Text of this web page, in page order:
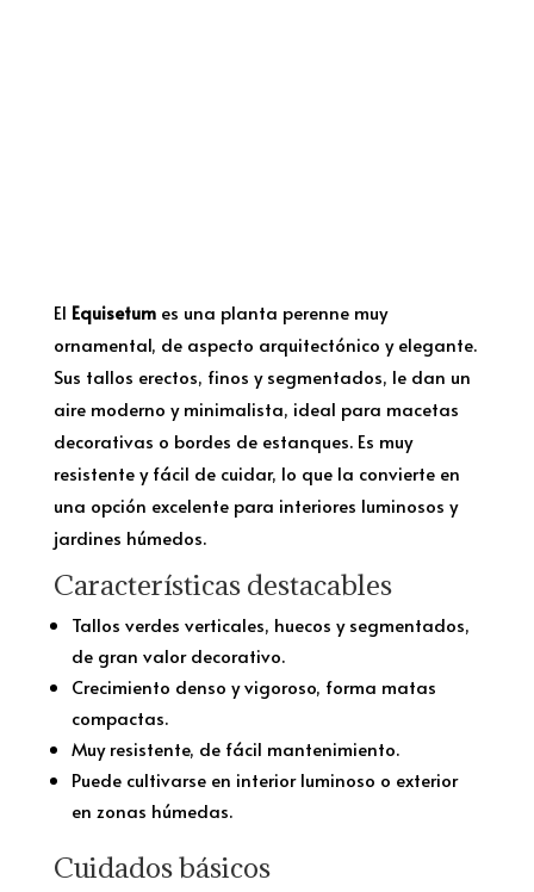
El Equisetumes una planta perenne muy
ornamental, de aspecto arquitectónico y elegante.
Sus tallos erectos, finos y segmentados, le dan un
aire moderno y minimalista, ideal para macetas
decorativas o bordes de estanques. Es muy
resistente y fácil de cuidar, lo que la convierte en
una opción excelente para interiores luminosos y
jardines húmedos.
Características destacables
Tallos verdes verticales, huecos y segmentados,
de gran valor decorativo.
Crecimiento denso y vigoroso, forma matas
compactas.
Muy resistente, de fácil mantenimiento.
Puede cultivarse en interior luminoso o exterior
en zonas húmedas.
Cuidados básicos